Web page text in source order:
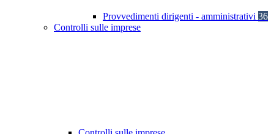
Provvedimenti dirigenti - amministrativi 36
Controlli sulle imprese